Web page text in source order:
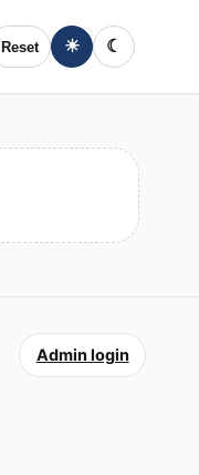
Reset ☀ ☾
Admin login